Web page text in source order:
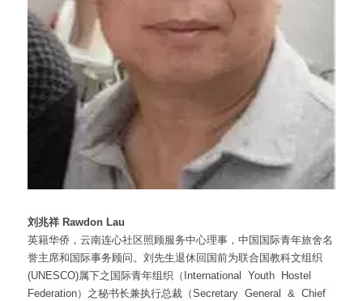
刘兆祥 Rawdon Lau
英籍华侨，云南连心社区照顾服务中心理事，中国国际青年旅舍名
誉主席和国际事务顾问。刘先生退休回国前为联合国教科文组织
(UNESCO)属下之国际青年组织（International  Youth  Hostel
Federation）之秘书长兼执行总裁（Secretary  General  &  Chief